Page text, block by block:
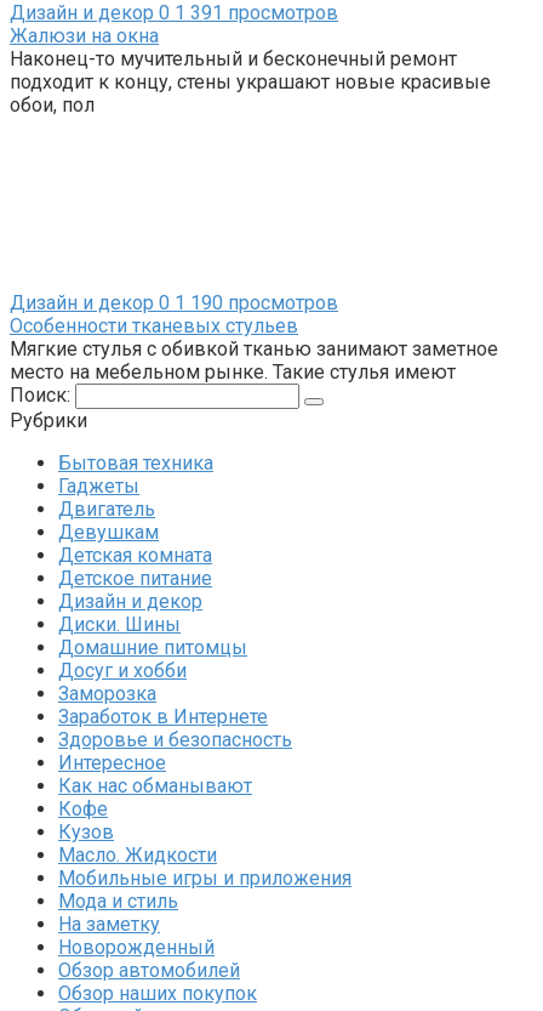
Дизайн и декор 0 1 391 просмотров
Жалюзи на окна
Наконец-то мучительный и бесконечный ремонт
подходит к концу, стены украшают новые красивые
обои, пол
Дизайн и декор 0 1 190 просмотров
Особенности тканевых стульев
Мягкие стулья с обивкой тканью занимают заметное
место на мебельном рынке. Такие стулья имеют
Поиск:
Рубрики
Бытовая техника
Гаджеты
Двигатель
Девушкам
Детская комната
Детское питание
Дизайн и декор
Диски. Шины
Домашние питомцы
Досуг и хобби
Заморозка
Заработок в Интернете
Здоровье и безопасность
Интересное
Как нас обманывают
Кофе
Кузов
Масло. Жидкости
Мобильные игры и приложения
Мода и стиль
На заметку
Новорожденный
Обзор автомобилей
Обзор наших покупок